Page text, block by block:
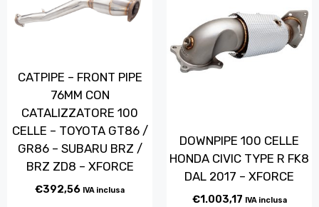
CATPIPE – FRONT PIPE
76MM CON
CATALIZZATORE 100
CELLE – TOYOTA GT86 /
GR86 – SUBARU BRZ /
BRZ ZD8 – XFORCE
€392,56 IVA inclusa
DOWNPIPE 100 CELLE
HONDA CIVIC TYPE R FK8
DAL 2017 – XFORCE
€1.003,17 IVA inclusa